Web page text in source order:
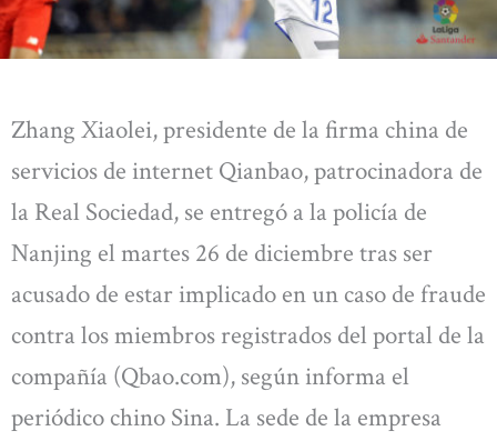
Zhang Xiaolei, presidente de la firma china de
servicios de internet Qianbao, patrocinadora de
la Real Sociedad, se entregó a la policía de
Nanjing el martes 26 de diciembre tras ser
acusado de estar implicado en un caso de fraude
contra los miembros registrados del portal de la
compañía (Qbao.com), según informa el
periódico chino Sina. La sede de la empresa